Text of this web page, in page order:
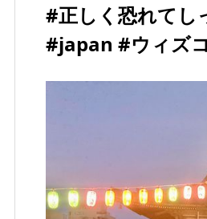
#正しく恐れて
#japan #ウィズ